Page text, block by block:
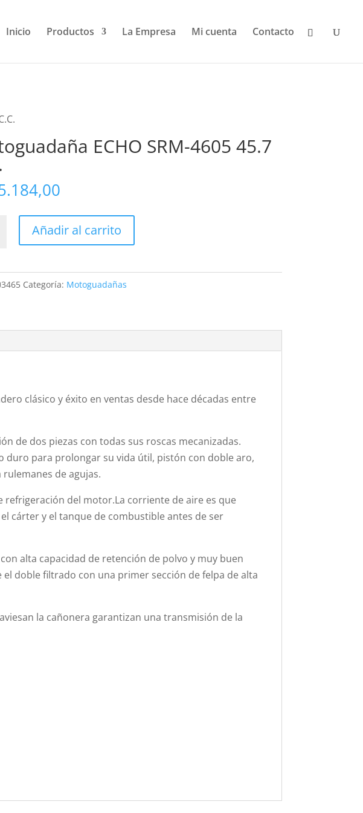
Inicio Productos La Empresa Mi cuenta Contacto
ECHO SRM-4605 45.7
Añadir al carrito
Categoría: Motoguadañas
clásico y éxito en ventas desde hace décadas entre
de dos piezas con todas sus roscas mecanizadas.
para prolongar su vida útil, pistón con doble aro,
de agujas.
del motor.La corriente de aire es que
cárter y el tanque de combustible antes de ser
alta capacidad de retención de polvo y muy buen
doble filtrado con una primer sección de felpa de alta
la cañonera garantizan una transmisión de la